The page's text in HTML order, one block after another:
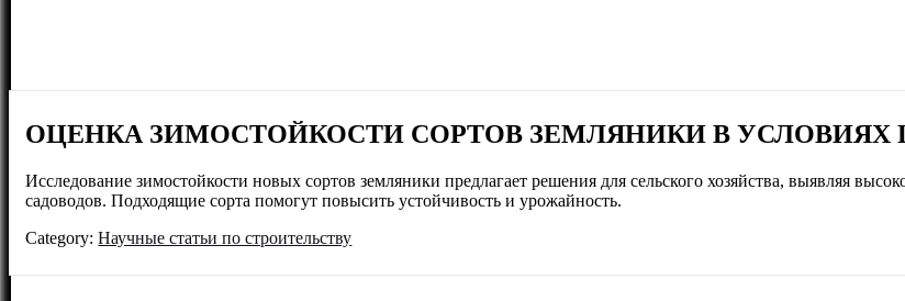
ОЦЕНКА ЗИМОСТОЙКОСТИ СОРТОВ ЗЕМЛЯНИКИ В УСЛОВИЯХ
Исследование зимостойкости новых сортов земляники предлагает решения для сельского хозяйства, выявляя
садоводов. Подходящие сорта помогут повысить устойчивость и урожайность.
Category:Научные статьи по строительству